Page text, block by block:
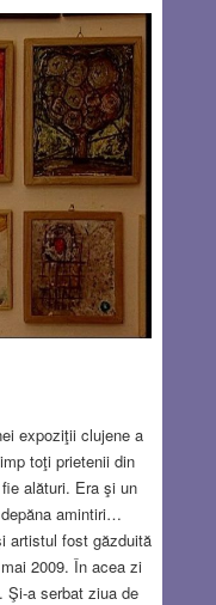
expoziţii clujene a
toţi prietenii din
alături. Era şi un
amintiri…
artistul fost găzduită
2009. În acea zi
Şi-a serbat ziua de